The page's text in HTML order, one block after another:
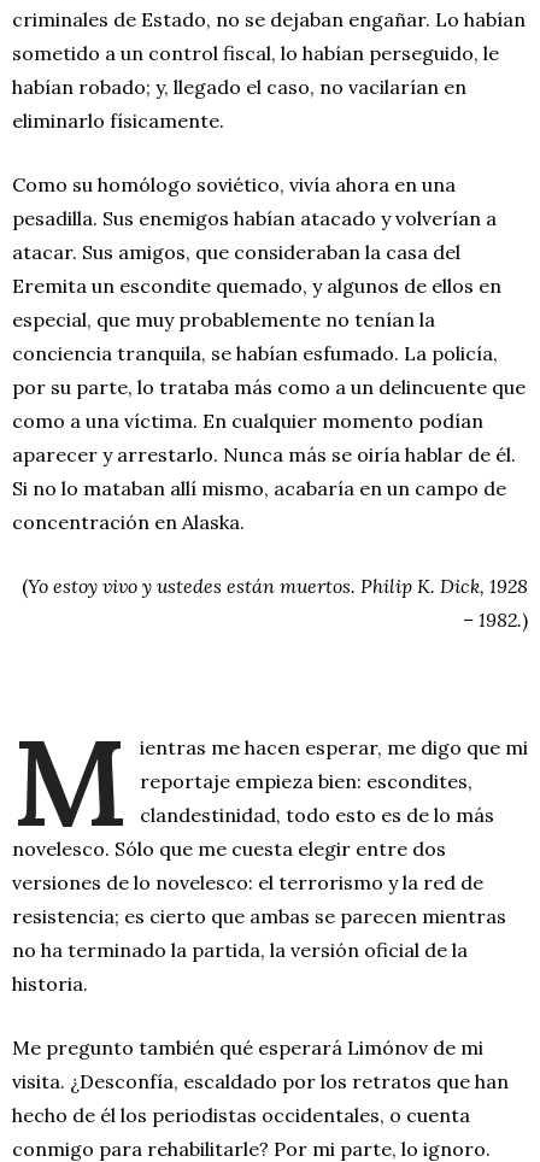
criminales de Estado, no se dejaban engañar. Lo habían
sometido a un control fiscal, lo habían perseguido, le
habían robado; y, llegado el caso, no vacilarían en
eliminarlo físicamente.
Como su homólogo soviético, vivía ahora en una
pesadilla. Sus enemigos habían atacado y volverían a
atacar. Sus amigos, que consideraban la casa del
Eremita un escondite quemado, y algunos de ellos en
especial, que muy probablemente no tenían la
conciencia tranquila, se habían esfumado. La policía,
por su parte, lo trataba más como a un delincuente que
como a una víctima. En cualquier momento podían
aparecer y arrestarlo. Nunca más se oiría hablar de él.
Si no lo mataban allí mismo, acabaría en un campo de
concentración en Alaska.
(Yo estoy vivo y ustedes están muertos. Philip K. Dick, 1928
– 1982.)
M
ientras me hacen esperar, me digo que mi
reportaje empieza bien: escondites,
clandestinidad, todo esto es de lo más
novelesco. Sólo que me cuesta elegir entre dos
versiones de lo novelesco: el terrorismo y la red de
resistencia; es cierto que ambas se parecen mientras
no ha terminado la partida, la versión oficial de la
historia.
Me pregunto también qué esperará Limónov de mi
visita. ¿Desconfía, escaldado por los retratos que han
hecho de él los periodistas occidentales, o cuenta
conmigo para rehabilitarle? Por mi parte, lo ignoro.